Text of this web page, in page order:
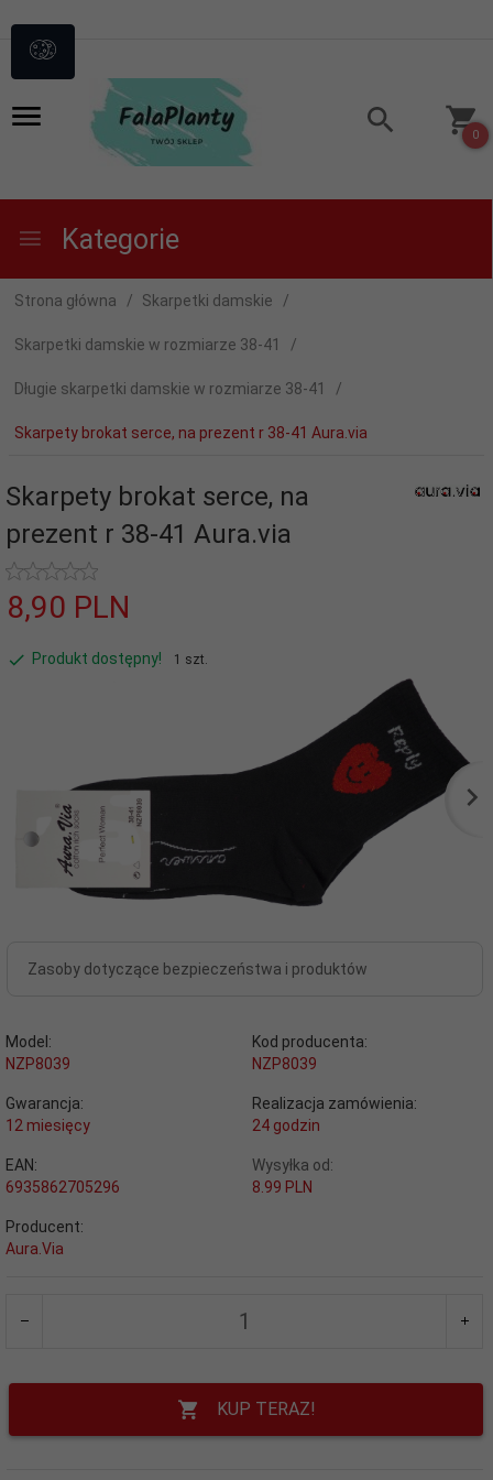
0
Kategorie
Strona główna Skarpetki damskie
Skarpetki damskie w rozmiarze 38-41
Długie skarpetki damskie w rozmiarze 38-41
Skarpety brokat serce, na prezent r 38-41 Aura.via
Skarpety brokat serce, na
prezent r 38-41 Aura.via
8,90 PLN
Produkt dostępny! 1 szt.
Zasoby dotyczące bezpieczeństwa i produktów
Model:
NZP8039
Kod producenta:
NZP8039
Gwarancja:
12 miesięcy
Realizacja zamówienia:
24 godzin
EAN:
6935862705296
Wysyłka od:
8.99 PLN
Producent:
Aura.Via
KUP TERAZ!